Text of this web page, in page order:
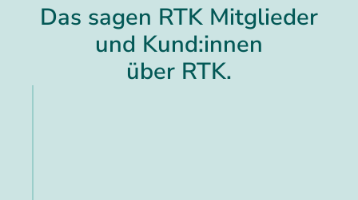
Das sagen RTK Mitglieder
und Kund:innen
über RTK.